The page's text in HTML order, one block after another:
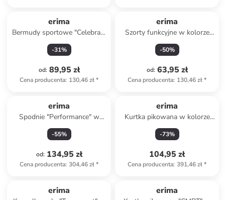
erima
Bermudy sportowe "Celebrate
125" w kolorze czarnym
-31%
od: 89,95 zł
Cena producenta: 130,46 zł*
erima
Szorty funkcyjne w kolorze
granatowym
-50%
od: 63,95 zł
Cena producenta: 130,46 zł*
erima
Spodnie "Performance" w
kolorze czarnym do biegania
-55%
od: 134,95 zł
Cena producenta: 304,46 zł*
erima
Kurtka pikowana w kolorze
czarnym
-73%
104,95 zł
Cena producenta: 391,46 zł*
erima erima